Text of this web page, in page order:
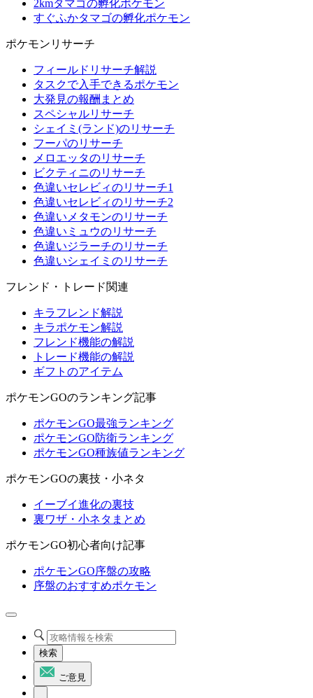
2kmタマゴの孵化ポケモン
すぐふかタマゴの孵化ポケモン
ポケモンリサーチ
フィールドリサーチ解説
タスクで入手できるポケモン
大発見の報酬まとめ
スペシャルリサーチ
シェイミ(ランド)のリサーチ
フーパのリサーチ
メロエッタのリサーチ
ビクティニのリサーチ
色違いセレビィのリサーチ1
色違いセレビィのリサーチ2
色違いメタモンのリサーチ
色違いミュウのリサーチ
色違いジラーチのリサーチ
色違いシェイミのリサーチ
フレンド・トレード関連
キラフレンド解説
キラポケモン解説
フレンド機能の解説
トレード機能の解説
ギフトのアイテム
ポケモンGOのランキング記事
ポケモンGO最強ランキング
ポケモンGO防衛ランキング
ポケモンGO種族値ランキング
ポケモンGOの裏技・小ネタ
イーブイ進化の裏技
裏ワザ・小ネタまとめ
ポケモンGO初心者向け記事
ポケモンGO序盤の攻略
序盤のおすすめポケモン
検索
ご意見